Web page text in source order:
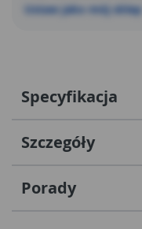
Ustaw jako mój sklep
Specyfikacja
Szczegóły
Porady